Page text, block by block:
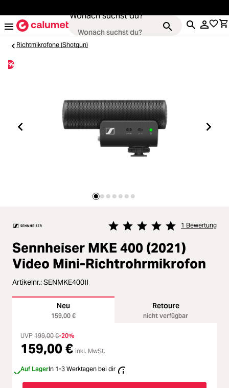
Wonach suchst du?
Objektive
Loading...Video & Drohnen
Loading...Zubehör
Loading...
Licht & Studio
Loading...
Bildbearbeitung
Loading...Ferngläser
Loading...
Second Hand
Loading...
SALE
Richtmikrofone (Shotgun)
%
Durchschnittliche Bewertung
1 Bewertung
Sennheiser MKE 400 (2021)
Video Mini-Richtrohrmikrofon
Artikelnr.:SENMKE400II
Neu
159,00 €
Retoure
nicht verfügbar
UVP 199,00 €-20%
159,00 € inkl. MwSt.
Auf LagerIn 1-3 Werktagen bei dir